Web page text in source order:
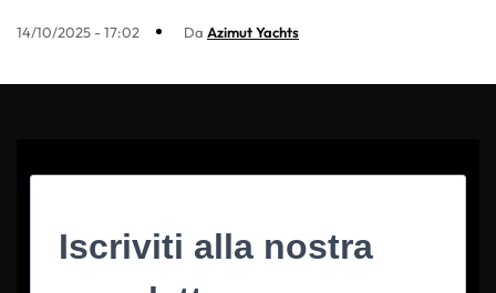
14/10/2025 - 17:02 Da Azimut Yachts
Iscriviti alla nostra